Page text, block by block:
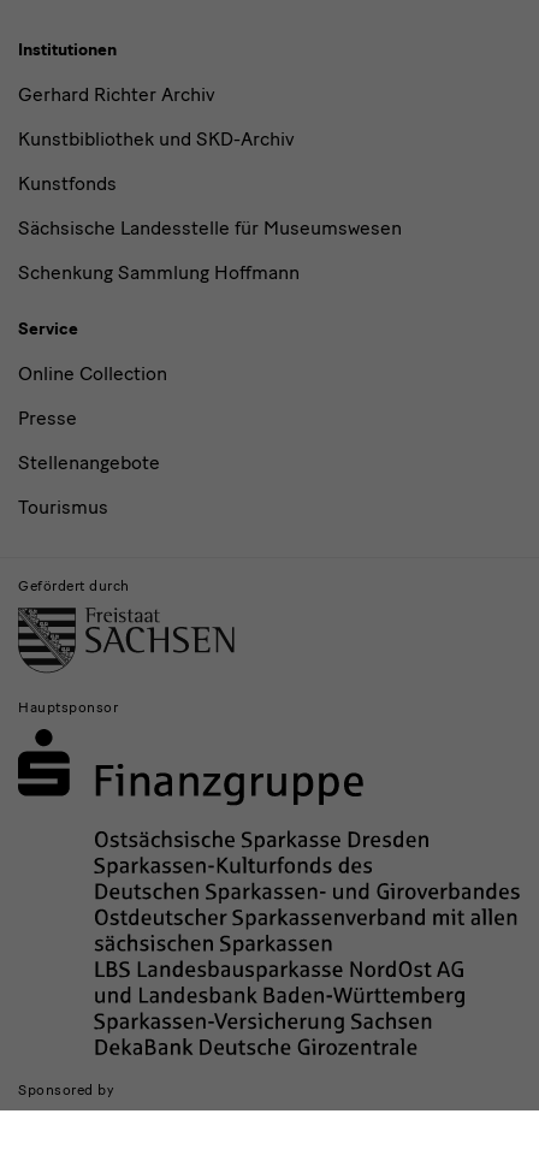
Institutionen
Gerhard Richter Archiv
Kunstbibliothek und SKD-Archiv
Kunstfonds
Sächsische Landesstelle für Museumswesen
Schenkung Sammlung Hoffmann
Service
Online Collection
Presse
Stellenangebote
Tourismus
Gefördert durch
Hauptsponsor
Sponsored by